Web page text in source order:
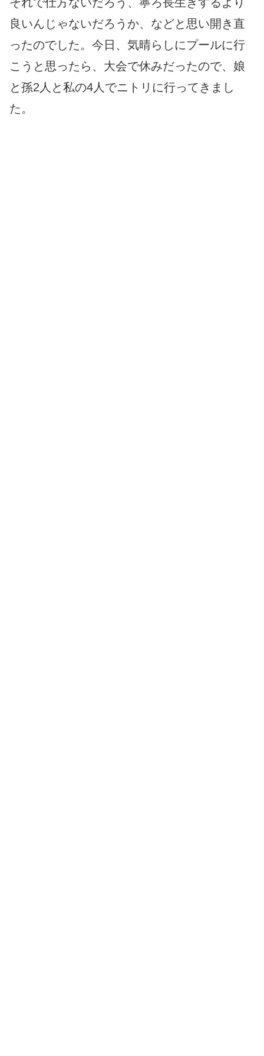
良いんじゃないだろうか、などと思い開き直
ったのでした。今日、気晴らしにプールに行
こうと思ったら、大会で休みだったので、娘
と孫2人と私の4人でニトリに行ってきまし
た。